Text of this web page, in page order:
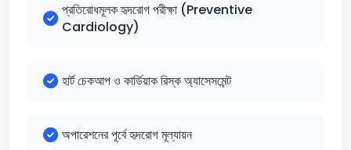
প্রতিরোধমূলক হৃদরোগ পরীক্ষা (Preventive
Cardiology)
হার্ট চেকআপ ও কার্ডিয়াক রিস্ক অ্যাসেসমেন্ট
অপারেশনের পূর্বে হৃদরোগ মূল্যায়ন